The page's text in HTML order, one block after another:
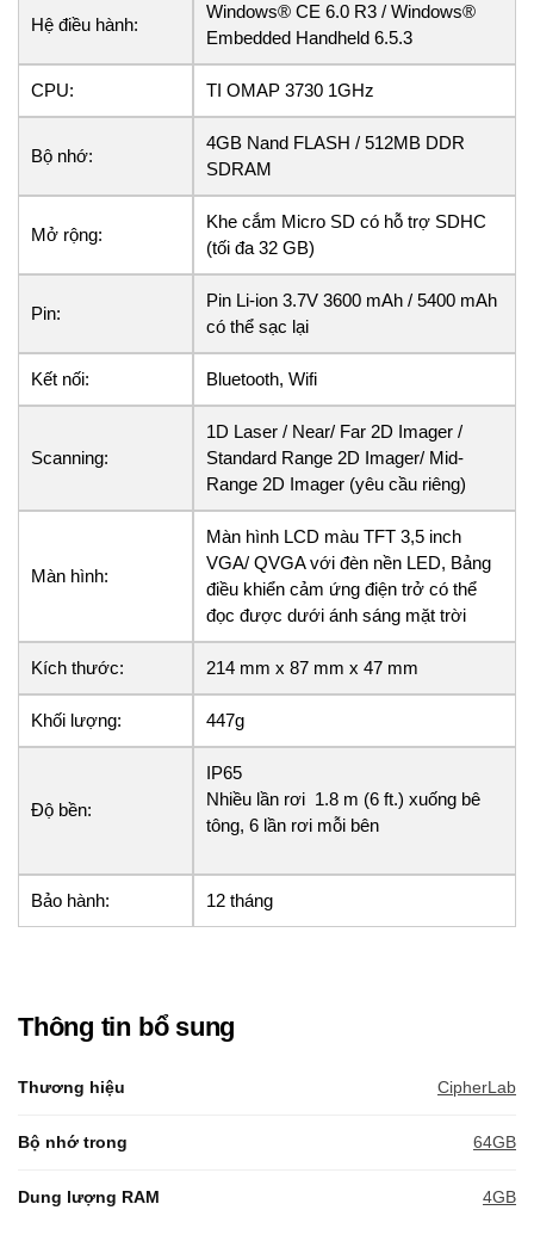
Hệ điều hành:
Windows® CE 6.0 R3 / Windows®
Embedded Handheld 6.5.3
CPU: TI OMAP 3730 1GHz
Bộ nhớ:
4GB Nand FLASH / 512MB DDR
SDRAM
Mở rộng:
Khe cắm Micro SD có hỗ trợ SDHC
(tối đa 32 GB)
Pin:
Pin Li-ion 3.7V 3600 mAh / 5400 mAh
có thể sạc lại
Kết nối: Bluetooth, Wifi
Scanning:
1D Laser / Near/ Far 2D Imager /
Standard Range 2D Imager/ Mid-
Range 2D Imager (yêu cầu riêng)
Màn hình:
Màn hình LCD màu TFT 3,5 inch
VGA/ QVGA với đèn nền LED, Bảng
điều khiển cảm ứng điện trở có thể
đọc được dưới ánh sáng mặt trời
Kích thước: 214 mm x 87 mm x 47 mm
Khối lượng: 447g
Độ bền:
IP65
Nhiều lần rơi 1.8 m (6 ft.) xuống bê
tông, 6 lần rơi mỗi bên
Bảo hành: 12 tháng
Thông tin bổ sung
Thương hiệu CipherLab
Bộ nhớ trong 64GB
Dung lượng RAM 4GB